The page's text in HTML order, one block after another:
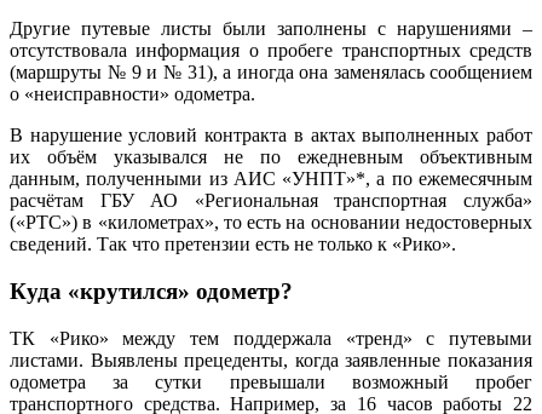
Другие путевые листы были заполнены с нарушениями –
отсутствовала информация о пробеге транспортных средств
(маршруты № 9 и № 31), а иногда она заменялась сообщением
о «неисправности» одометра.
В нарушение условий контракта в актах выполненных работ
их объём указывался не по ежедневным объективным
данным, полученными из АИС «УНПТ»*, а по ежемесячным
расчётам ГБУ АО «Региональная транспортная служба»
(«РТС») в «километрах», то есть на основании недостоверных
сведений. Так что претензии есть не только к «Рико».
Куда «крутился» одометр?
ТК «Рико» между тем поддержала «тренд» с путевыми
листами. Выявлены прецеденты, когда заявленные показания
одометра за сутки превышали возможный пробег
транспортного средства. Например, за 16 часов работы 22